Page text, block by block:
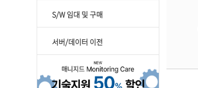
S/W 임대 및 구매
서버/데이터 이전